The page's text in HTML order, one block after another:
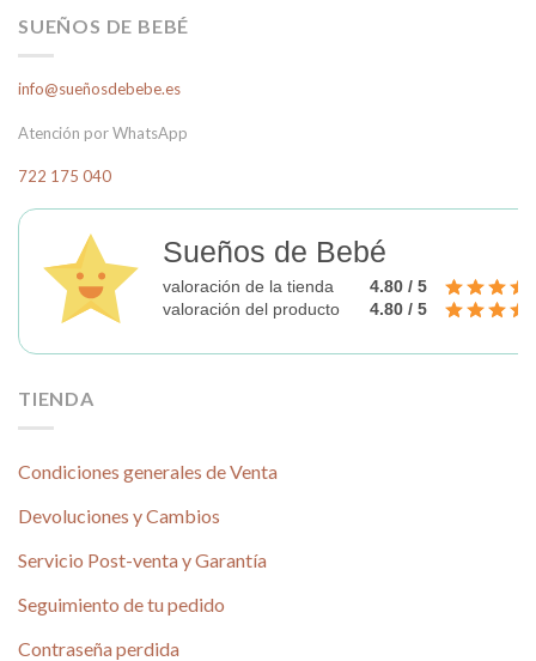
múltiples
variantes.
opciones
pueden
la
página
de
producto
SUEÑOS DE BEBÉ
info@sueñosdebebe.es
Atención por WhatsApp
722 175 040
Sueños de Bebé
valoración de la tienda
4.80 / 5
valoración del producto
4.80 / 5
TIENDA
Condiciones generales de Venta
Devoluciones y Cambios
Servicio Post-venta y Garantía
Seguimiento de tu pedido
Contraseña perdida